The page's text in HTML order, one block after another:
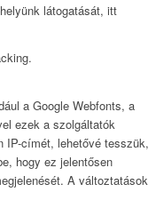
látogatását, itt
a Google Webfonts, a
ezek a szolgáltatók
IP-címét, lehetővé tesszük,
hogy ez jelentősen
A változtatások